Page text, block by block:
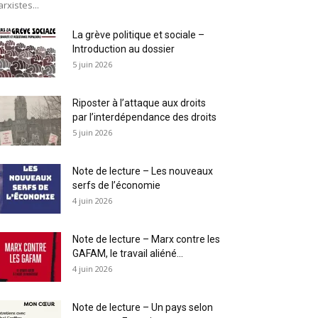
La grève politique et sociale –
Introduction au dossier
5 juin 2026
Riposter à l’attaque aux droits
par l’interdépendance des droits
5 juin 2026
Note de lecture – Les nouveaux
serfs de l’économie
4 juin 2026
Note de lecture – Marx contre les
GAFAM, le travail aliéné...
4 juin 2026
Note de lecture – Un pays selon